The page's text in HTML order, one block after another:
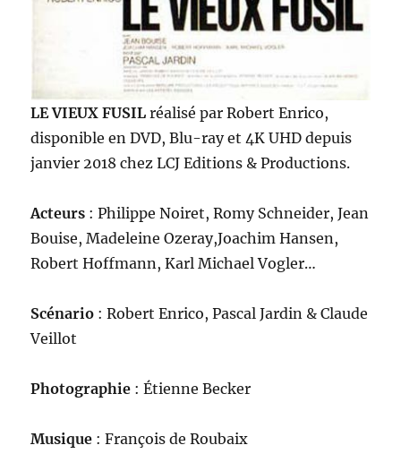
LE VIEUX FUSIL réalisé par Robert Enrico,
disponible en DVD, Blu-ray et 4K UHD depuis
janvier 2018 chez LCJ Editions & Productions.
Acteurs : Philippe Noiret, Romy Schneider, Jean
Bouise, Madeleine Ozeray,Joachim Hansen,
Robert Hoffmann, Karl Michael Vogler…
Scénario : Robert Enrico, Pascal Jardin & Claude
Veillot
Photographie : Étienne Becker
Musique : François de Roubaix